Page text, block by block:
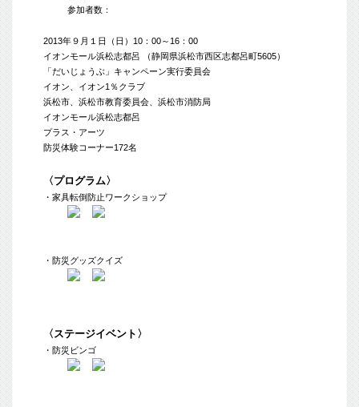
参加者数：
2013年９月１日（日）10：00～16：00
イオンモール浜松志都呂 （静岡県浜松市西区志都呂町5605）
「だいじょうぶ」キャンペーン実行委員会
イオン、イオン1％クラブ
浜松市、浜松市教育委員会、浜松市消防局
イオンモール浜松志都呂
プラス・アーツ
防災体験コーナー172名
〈プログラム〉
・家具転倒防止ワークショップ
・防災グッズクイズ
〈ステージイベント〉
・防災ビンゴ